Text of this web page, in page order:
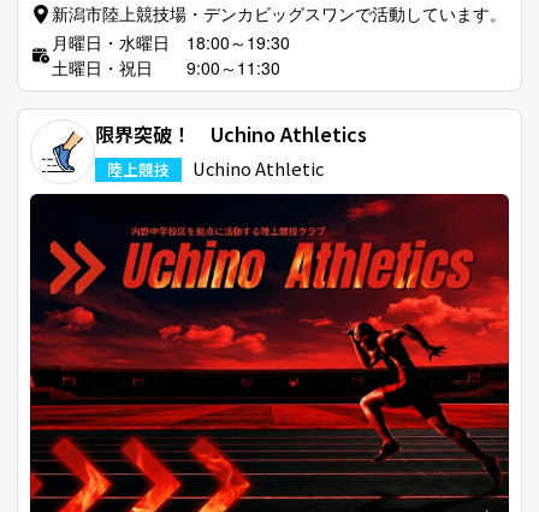
新潟市陸上競技場・デンカビッグスワンで活動しています。
月曜日・水曜日 18:00～19:30
土曜日・祝日 9:00～11:30
限界突破！ Uchino Athletics
陸上競技 Uchino Athletic